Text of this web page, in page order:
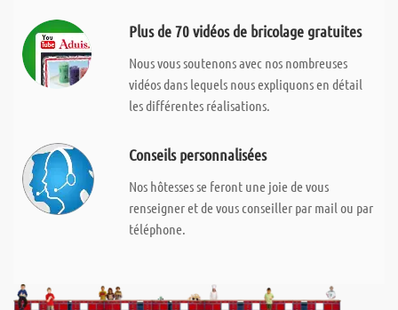
Plus de 70 vidéos de bricolage gratuites
Nous vous soutenons avec nos nombreuses
vidéos dans lequels nous expliquons en détail
les différentes réalisations.
Conseils personnalisées
Nos hôtesses se feront une joie de vous
renseigner et de vous conseiller par mail ou par
téléphone.